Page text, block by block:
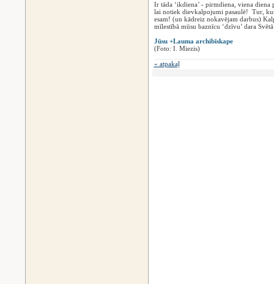
Ir tāda ‘ikdiena’ - pirmdiena, viena
lai notiek dievkalpojumi pasaulē! Tur,
esam! (un kādreiz nokavējam darbus)
mīlestībā mūsu baznīcu ‘dzīvu’ dara
Jūsu +Lauma archibīskape
(Foto: I. Miezis)
« atpakaļ